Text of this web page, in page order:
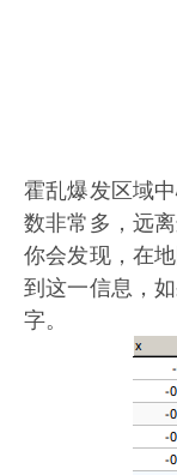
霍乱爆发区域
数非常多，远
你会发现，在
到这一信息，
字。